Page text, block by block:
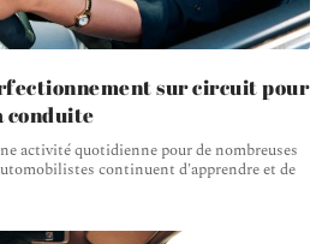
sur circuit pour
conduite
activité quotidienne pour de nombreuses
continuent d'apprendre et de